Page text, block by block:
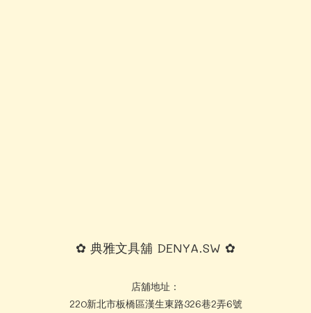
✿ 典雅文具舖 DENYA.SW ✿
店舖地址：
220新北市板橋區漢生東路326巷2弄6號